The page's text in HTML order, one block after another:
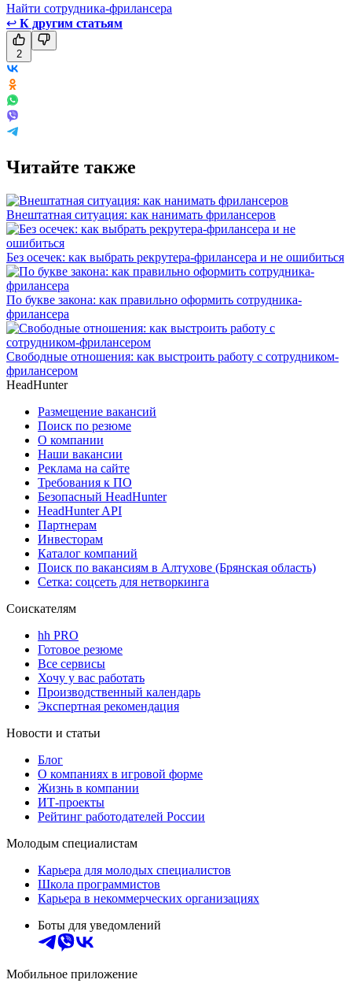
Найти сотрудника-фрилансера
↩ К другим статьям
2
Читайте также
Внештатная ситуация: как нанимать фрилансеров
Без осечек: как выбрать рекрутера-фрилансера и не ошибиться
По букве закона: как правильно оформить сотрудника-
фрилансера
Свободные отношения: как выстроить работу с сотрудником-
фрилансером
HeadHunter
Размещение вакансий
Поиск по резюме
О компании
Наши вакансии
Реклама на сайте
Требования к ПО
Безопасный HeadHunter
HeadHunter API
Партнерам
Инвесторам
Каталог компаний
Поиск по вакансиям в Алтухове (Брянская область)
Сетка: соцсеть для нетворкинга
Соискателям
hh PRO
Готовое резюме
Все сервисы
Хочу у вас работать
Производственный календарь
Экспертная рекомендация
Новости и статьи
Блог
О компаниях в игровой форме
Жизнь в компании
ИТ-проекты
Рейтинг работодателей России
Молодым специалистам
Карьера для молодых специалистов
Школа программистов
Карьера в некоммерческих организациях
Боты для уведомлений
Мобильное приложение